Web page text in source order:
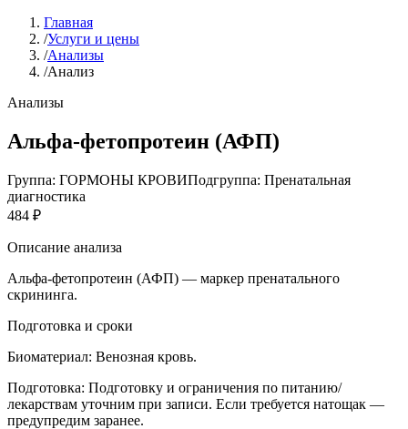
Главная
/Услуги и цены
/Анализы
/Анализ
Анализы
Альфа-фетопротеин (АФП)
Группа: ГОРМОНЫ КРОВИПодгруппа: Пренатальная
диагностика
484 ₽
Описание анализа
Альфа-фетопротеин (АФП) — маркер пренатального
скрининга.
Подготовка и сроки
Биоматериал: Венозная кровь.
Подготовка: Подготовку и ограничения по питанию/
лекарствам уточним при записи. Если требуется натощак —
предупредим заранее.